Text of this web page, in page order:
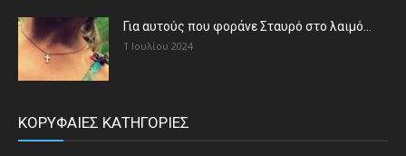
Για αυτούς που φοράνε Σταυρό στο λαιμό…
1 Ιουλίου 2024
ΚΟΡΥΦΑΙΕΣ ΚΑΤΗΓΟΡΙΕΣ